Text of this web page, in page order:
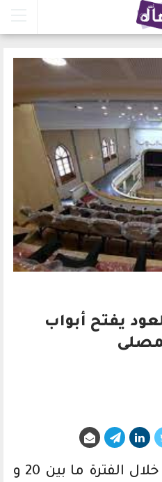
يفتح أبواب
تحتضن مدينة تطوان، خلال الفترة ما بين 20 و